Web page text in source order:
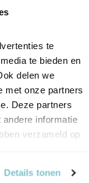
te
te bieden en
delen we
met onze partners
Deze partners
informatie
verzameld op
Details tonen